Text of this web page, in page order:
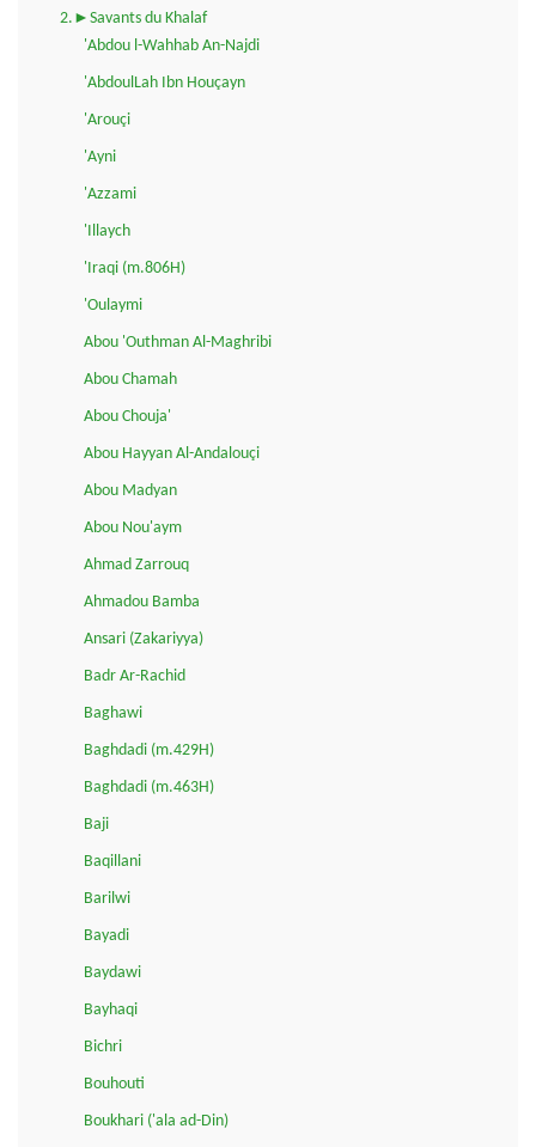
2.►Savants du Khalaf
'Abdou l-Wahhab An-Najdi
'AbdoulLah Ibn Houçayn
'Arouçi
'Ayni
'Azzami
'Illaych
'Iraqi (m.806H)
'Oulaymi
Abou 'Outhman Al-Maghribi
Abou Chamah
Abou Chouja'
Abou Hayyan Al-Andalouçi
Abou Madyan
Abou Nou'aym
Ahmad Zarrouq
Ahmadou Bamba
Ansari (Zakariyya)
Badr Ar-Rachid
Baghawi
Baghdadi (m.429H)
Baghdadi (m.463H)
Baji
Baqillani
Barilwi
Bayadi
Baydawi
Bayhaqi
Bichri
Bouhouti
Boukhari ('ala ad-Din)